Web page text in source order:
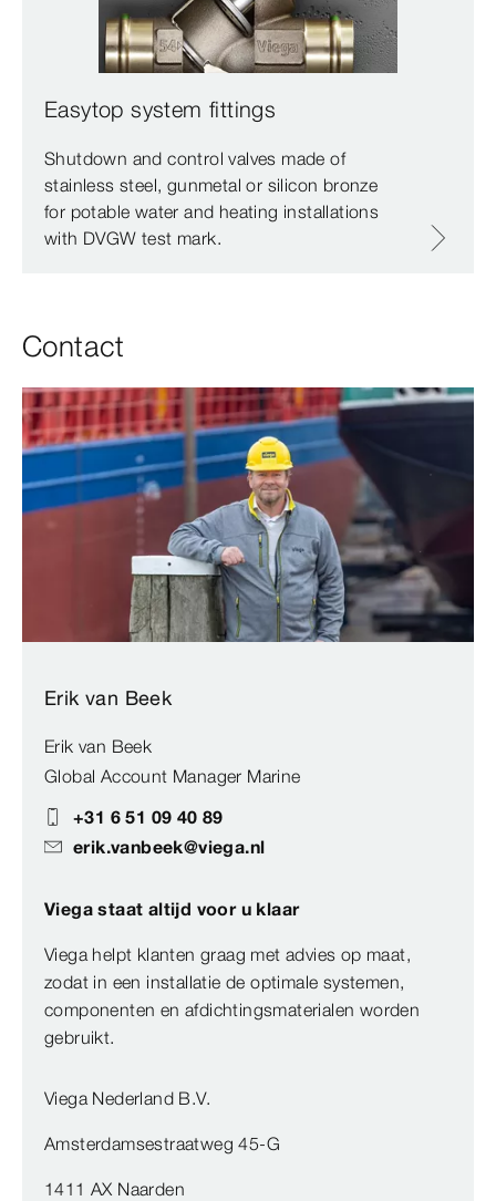
Easytop system fittings
Shutdown and control valves made of
stainless steel, gunmetal or silicon bronze
for potable water and heating installations
with DVGW test mark.
Contact
Erik van Beek
Erik van Beek
Global Account Manager Marine
+31 6 51 09 40 89
erik.vanbeek@viega.nl
Viega staat altijd voor u klaar
Viega helpt klanten graag met advies op maat,
zodat in een installatie de optimale systemen,
componenten en afdichtingsmaterialen worden
gebruikt.
Viega Nederland B.V.
Amsterdamsestraatweg 45-G
1411 AX Naarden